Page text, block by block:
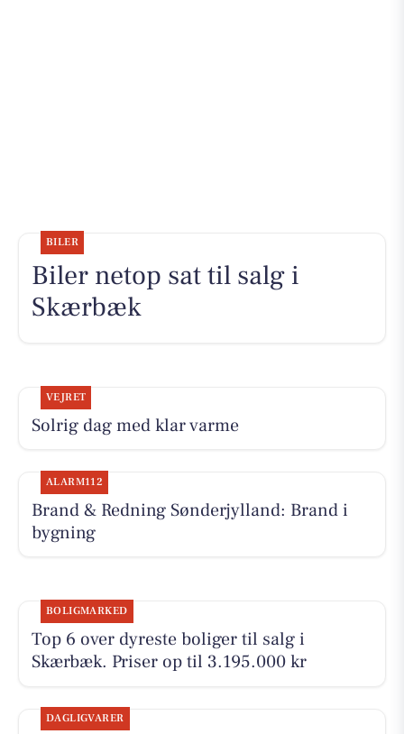
BILER
Biler netop sat til salg i
Skærbæk
VEJRET
Solrig dag med klar varme
ALARM112
Brand & Redning Sønderjylland: Brand i
bygning
BOLIGMARKED
Top 6 over dyreste boliger til salg i
Skærbæk. Priser op til 3.195.000 kr
DAGLIGVARER